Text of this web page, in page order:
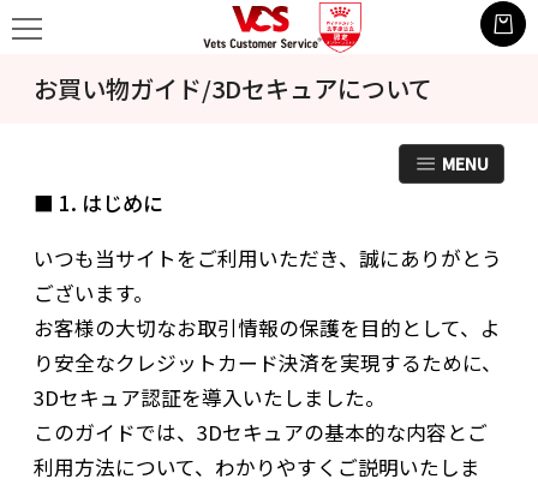
お買い物ガイド/3Dセキュアについて
MENU
■ 1. はじめに
いつも当サイトをご利用いただき、誠にありがとう
ございます。
お客様の大切なお取引情報の保護を目的として、よ
り安全なクレジットカード決済を実現するために、
3Dセキュア認証を導入いたしました。
このガイドでは、3Dセキュアの基本的な内容とご
利用方法について、わかりやすくご説明いたしま